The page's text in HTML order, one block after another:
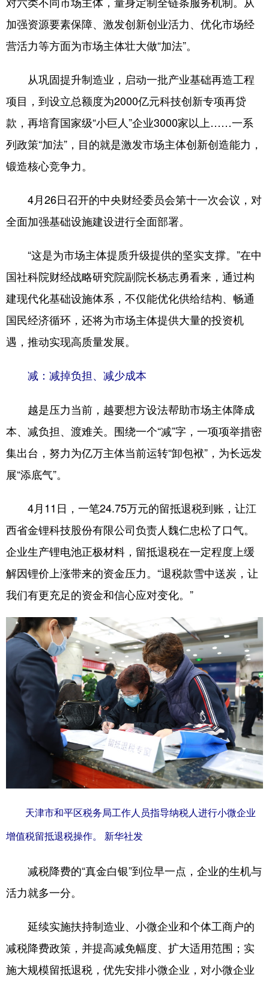
加强资源要素保障、激发创新创业活力、优化市场经
营活力等方面为市场主体壮大做“加法”。
从巩固提升制造业，启动一批产业基础再造工程
项目，到设立总额度为2000亿元科技创新专项再贷
款，再培育国家级“小巨人”企业3000家以上……一系
列政策“加法”，目的就是激发市场主体创新创造能力，
锻造核心竞争力。
4月26日召开的中央财经委员会第十一次会议，对
全面加强基础设施建设进行全面部署。
“这是为市场主体提质升级提供的坚实支撑。”在中
国社科院财经战略研究院副院长杨志勇看来，通过构
建现代化基础设施体系，不仅能优化供给结构、畅通
国民经济循环，还将为市场主体提供大量的投资机
遇，推动实现高质量发展。
减：减掉负担、减少成本
越是压力当前，越要想方设法帮助市场主体降成
本、减负担、渡难关。围绕一个“减”字，一项项举措密
集出台，努力为亿万主体当前运转“卸包袱”，为长远发
展“添底气”。
4月11日，一笔24.75万元的留抵退税到账，让江
西省金锂科技股份有限公司负责人魏仁忠松了口气。
企业生产锂电池正极材料，留抵退税在一定程度上缓
解因锂价上涨带来的资金压力。“退税款雪中送炭，让
我们有更充足的资金和信心应对变化。”
天津市和平区税务局工作人员指导纳税人进行小微企业
增值税留抵退税操作。 新华社发
减税降费的“真金白银”到位早一点，企业的生机与
活力就多一分。
延续实施扶持制造业、小微企业和个体工商户的
减税降费政策，并提高减免幅度、扩大适用范围；实
施大规模留抵退税，优先安排小微企业，对小微企业